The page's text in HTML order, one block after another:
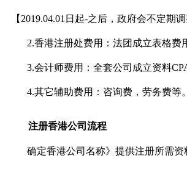
【2019.04.01日起-之后，政府会不定期调
2.香港注册处费用：法团成立表格费
3.会计师费用：全套公司成立资料
4.其它辅助费用：咨询费，劳务费等。
注册香港公司流程
确定香港公司名称》提供注册所需资